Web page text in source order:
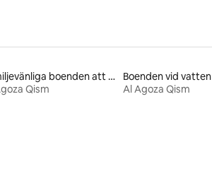
Familjevänliga boenden att hyra
Qism
Boenden vid vatten
Al Agoza Qism